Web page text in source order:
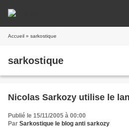
Accueil » sarkostique
sarkostique
Nicolas Sarkozy utilise le
Publié le 15/11/2005 à 00:00
Par Sarkostique le blog anti sarkozy